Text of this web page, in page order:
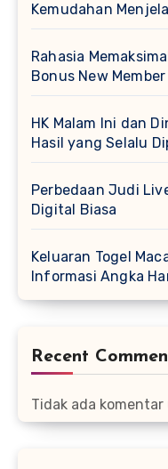
Kemudahan
Rahasia
Bonus New
HK Malam Ini dan
Hasil yang Selalu
Perbedaan Judi
Digital Biasa
Keluaran Togel
Informasi Angka
Recent
Tidak ada